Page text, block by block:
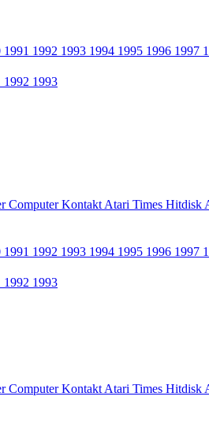
1991 1992 1993 1994 1995 1996 1997
1992 1993
Computer Kontakt Atari Times Hitdisk
1991 1992 1993 1994 1995 1996 1997
1992 1993
Computer Kontakt Atari Times Hitdisk